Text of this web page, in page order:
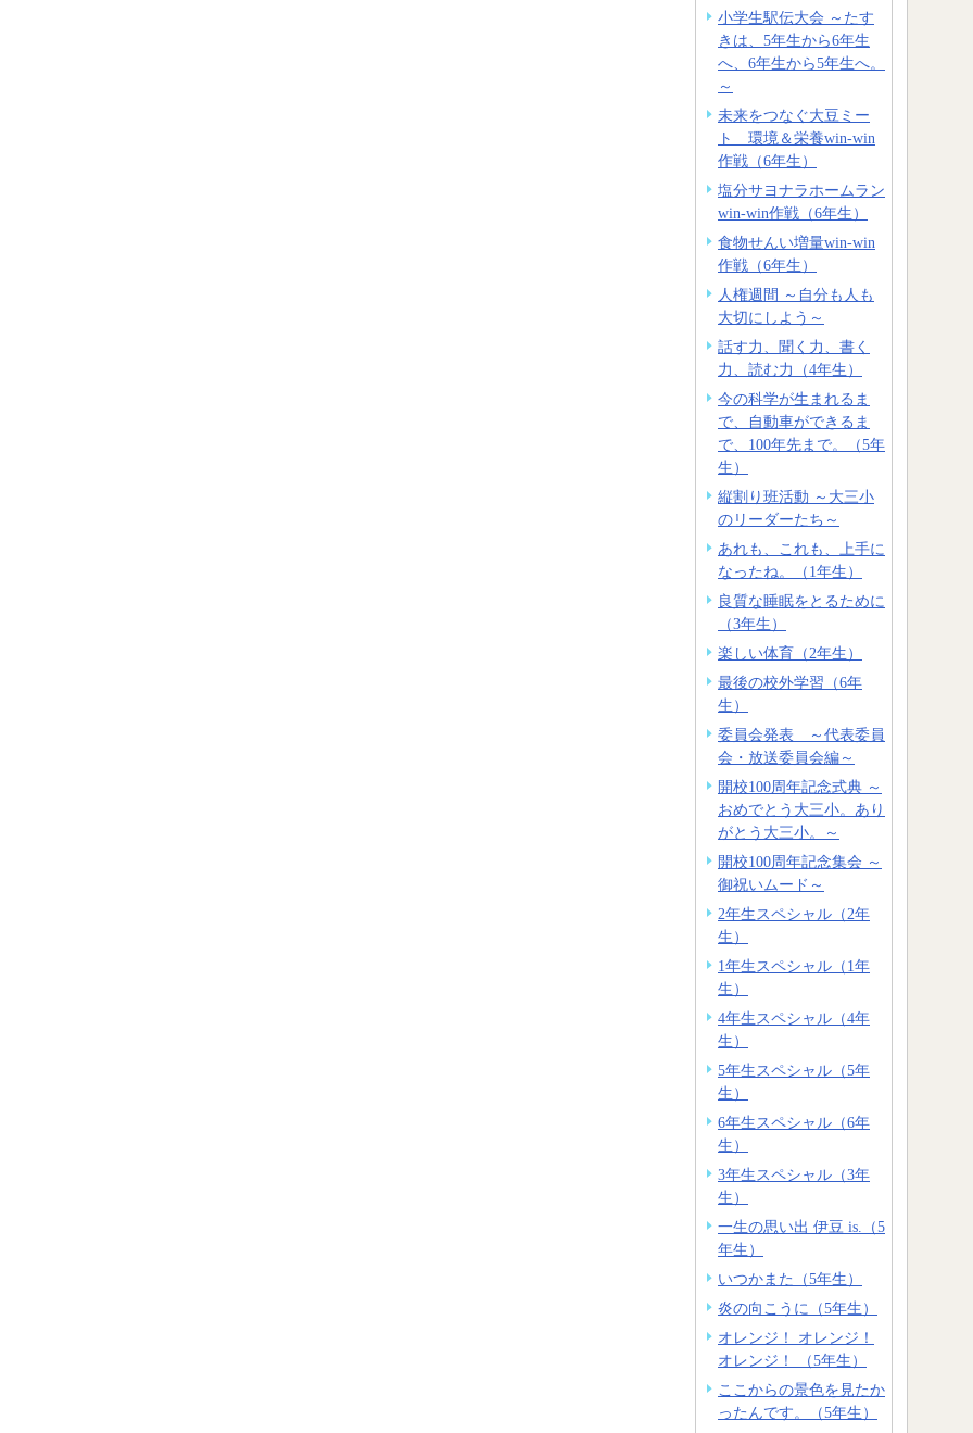
小学生駅伝大会 ～たす
きは、5年生から6年生
へ、6年生から5年生へ。
～
未来をつなぐ大豆ミー
ト 環境＆栄養win-win
作戦（6年生）
塩分サヨナラホームラン
win-win作戦（6年生）
食物せんい増量win-win
作戦（6年生）
人権週間 ～自分も人も
大切にしよう～
話す力、聞く力、書く
力、読む力（4年生）
今の科学が生まれるま
で、自動車ができるま
で、100年先まで。（5年
生）
縦割り班活動 ～大三小
のリーダーたち～
あれも、これも、上手に
なったね。（1年生）
良質な睡眠をとるために
（3年生）
楽しい体育（2年生）
最後の校外学習（6年
生）
委員会発表 ～代表委員
会・放送委員会編～
開校100周年記念式典 ～
おめでとう大三小。あり
がとう大三小。～
開校100周年記念集会 ～
御祝いムード～
2年生スペシャル（2年
生）
1年生スペシャル（1年
生）
4年生スペシャル（4年
生）
5年生スペシャル（5年
生）
6年生スペシャル（6年
生）
3年生スペシャル（3年
生）
一生の思い出 伊豆 is.（5
年生）
いつかまた（5年生）
炎の向こうに（5年生）
オレンジ！ オレンジ！
オレンジ！ （5年生）
ここからの景色を見たか
ったんです。（5年生）